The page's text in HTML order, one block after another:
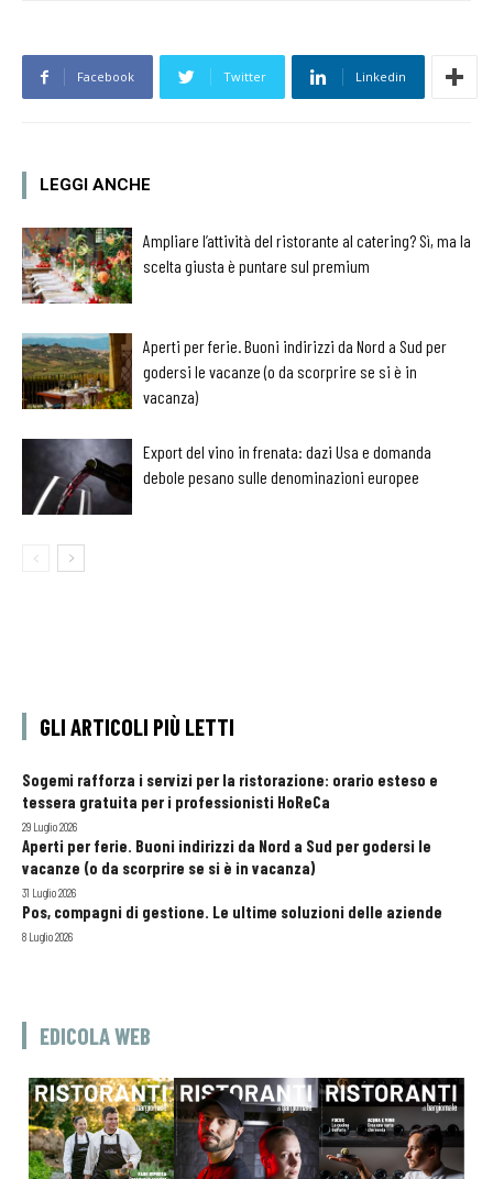
Facebook Twitter Linkedin
LEGGI ANCHE
Ampliare l’attività del ristorante al catering? Sì, ma la
scelta giusta è puntare sul premium
Aperti per ferie. Buoni indirizzi da Nord a Sud per
godersi le vacanze (o da scorprire se si è in
vacanza)
Export del vino in frenata: dazi Usa e domanda
debole pesano sulle denominazioni europee
GLI ARTICOLI PIÙ LETTI
Sogemi rafforza i servizi per la ristorazione: orario esteso e
tessera gratuita per i professionisti HoReCa
29 Luglio 2026
Aperti per ferie. Buoni indirizzi da Nord a Sud per godersi le
vacanze (o da scorprire se si è in vacanza)
31 Luglio 2026
Pos, compagni di gestione. Le ultime soluzioni delle aziende
8 Luglio 2026
EDICOLA WEB